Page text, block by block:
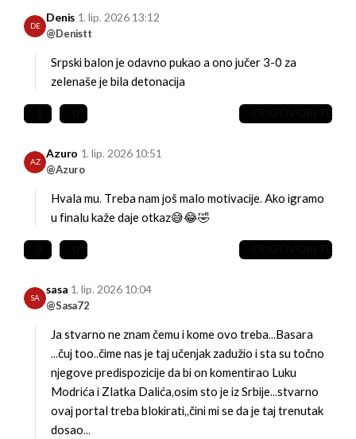
DE
Denis
@Denistt
1. lip. 2026 13:12
Srpski balon je odavno pukao a ono jučer 3-0 za
zelenaše je bila detonacija
AZ
Azuro
@Azuro
1. lip. 2026 10:51
Hvala mu. Treba nam još malo motivacije. Ako igramo
u finalu kaže daje otkaz😅😂🤣
SA
sasa
@Sasa72
1. lip. 2026 10:04
Ja stvarno ne znam čemu i kome ovo treba...Basara
...čuj too..čime nas je taj učenjak zadužio i sta su točno
njegove predispozicije da bi on komentirao Luku
Modrića i Zlatka Dalića,osim sto je iz Srbije...stvarno
ovaj portal treba blokirati,,čini mi se da je taj trenutak
dosao...